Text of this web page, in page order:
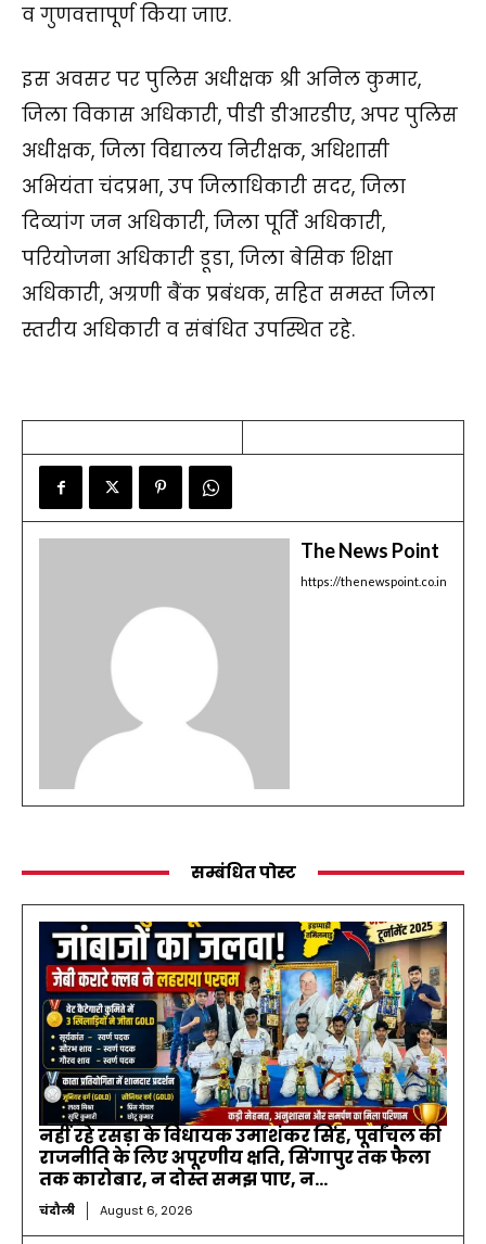
व गुणवत्तापूर्ण किया जाए.
इस अवसर पर पुलिस अधीक्षक श्री अनिल कुमार,
जिला विकास अधिकारी, पीडी डीआरडीए, अपर पुलिस
अधीक्षक, जिला विद्यालय निरीक्षक, अधिशासी
अभियंता चंदप्रभा, उप जिलाधिकारी सदर, जिला
दिव्यांग जन अधिकारी, जिला पूर्ति अधिकारी,
परियोजना अधिकारी डूडा, जिला बेसिक शिक्षा
अधिकारी, अग्रणी बैंक प्रबंधक, सहित समस्त जिला
स्तरीय अधिकारी व संबंधित उपस्थित रहे.
The News Point
https://thenewspoint.co.in
सम्बंधित पोस्ट
नहीं रहे रसड़ा के विधायक उमाशंकर सिंह, पूर्वांचल की
राजनीति के लिए अपूरणीय क्षति, सिंगापुर तक फैला
तक कारोबार, न दोस्त समझ पाए, न...
चंदौली August 6, 2026